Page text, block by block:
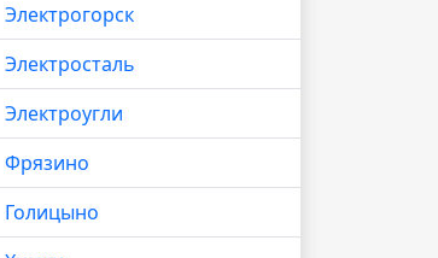
Электрогорск
Электросталь
Электроугли
Фрязино
Голицыно